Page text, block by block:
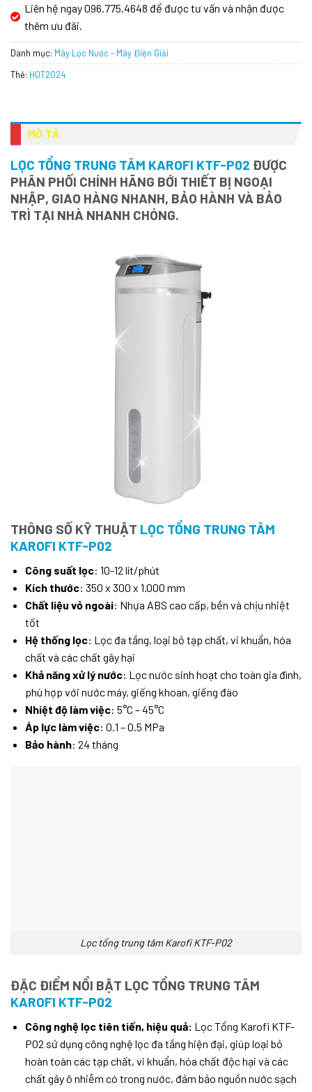
Liên hệ ngay 096.775.4648 để được tư vấn và nhận được
thêm ưu đãi.
Danh mục: Máy Lọc Nước - Máy Điện Giải
Thẻ: HOT2024
MÔ TẢ
LỌC TỔNG TRUNG TÂM KAROFI KTF-P02 ĐƯỢC
PHÂN PHỐI CHÍNH HÃNG BỚI THIẾT BỊ NGOẠI
NHẬP, GIAO HÀNG NHANH, BẢO HÀNH VÀ BẢO
TRÌ TẠI NHÀ NHANH CHÓNG.
THÔNG SỐ KỸ THUẬT LỌC TỔNG TRUNG TÂM
KAROFI KTF-P02
Công suất lọc: 10-12 lít/phút
Kích thước: 350 x 300 x 1.000 mm
Chất liệu vỏ ngoài: Nhựa ABS cao cấp, bền và chịu nhiệt
tốt
Hệ thống lọc: Lọc đa tầng, loại bỏ tạp chất, vi khuẩn, hóa
chất và các chất gây hại
Khả năng xử lý nước: Lọc nước sinh hoạt cho toàn gia đình,
phù hợp với nước máy, giếng khoan, giếng đào
Nhiệt độ làm việc: 5°C – 45°C
Áp lực làm việc: 0.1 – 0.5 MPa
Bảo hành: 24 tháng
Lọc tổng trung tâm Karofi KTF-P02
ĐẶC ĐIỂM NỔI BẬT LỌC TỔNG TRUNG TÂM
KAROFI KTF-P02
Công nghệ lọc tiên tiến, hiệu quả: Lọc Tổng Karofi KTF-
P02 sử dụng công nghệ lọc đa tầng hiện đại, giúp loại bỏ
hoàn toàn các tạp chất, vi khuẩn, hóa chất độc hại và các
chất gây ô nhiễm có trong nước, đảm bảo nguồn nước sạch